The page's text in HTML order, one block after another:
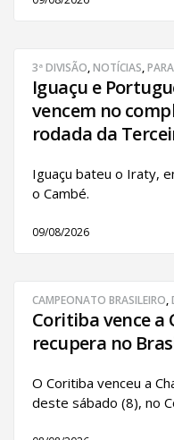
3ª DIVISÃO,NOTÍCIAS,
Iguaçu e
vencem no
rodada da
Iguaçu bateu o Iraty,
o Cambé.
09/08/2026
CAMPEONATO BRASILEIRO,
Coritiba vence a
recupera no
O Coritiba venceu a
deste sábado (8), no